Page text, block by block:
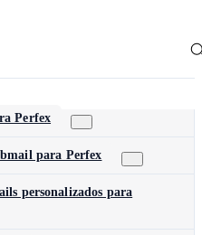
Perfex
para Perfex
personalizados para